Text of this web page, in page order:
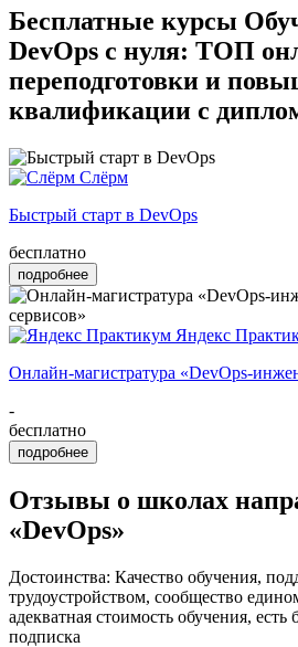
Бесплатные курсы
DevOps с нуля: ТОП
переподготовки и
квалификации с
Слёрм
Быстрый старт в DevOps
бесплатно
подробнее
Яндекс
Онлайн-магистратура «DevOps-
-
бесплатно
подробнее
Отзывы о школах
«DevOps»
Достоинства: Качество обучения,
трудоустройством, сообщество
адекватная стоимость обучения,
подписка